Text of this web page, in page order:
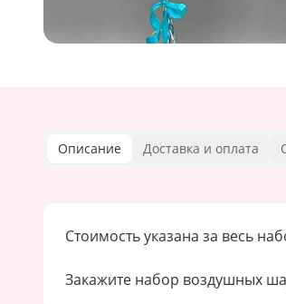
Описание Доставка и оплата
Стоимость указана за весь
Закажите набор воздушных